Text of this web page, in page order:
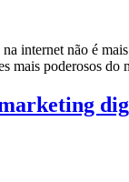
internet não é
mais poderosos